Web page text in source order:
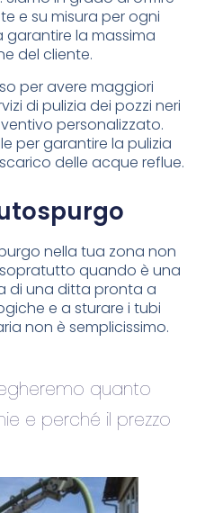
e su misura per ogni
garantire la massima
del cliente.
per avere maggiori
di pulizia dei pozzi neri
personalizzato.
per garantire la pulizia
delle acque reflue.
nella tua zona non
quando è una
di una ditta pronta a
e a sturare i tubi
non è semplicissimo.
quanto
e perché il prezzo